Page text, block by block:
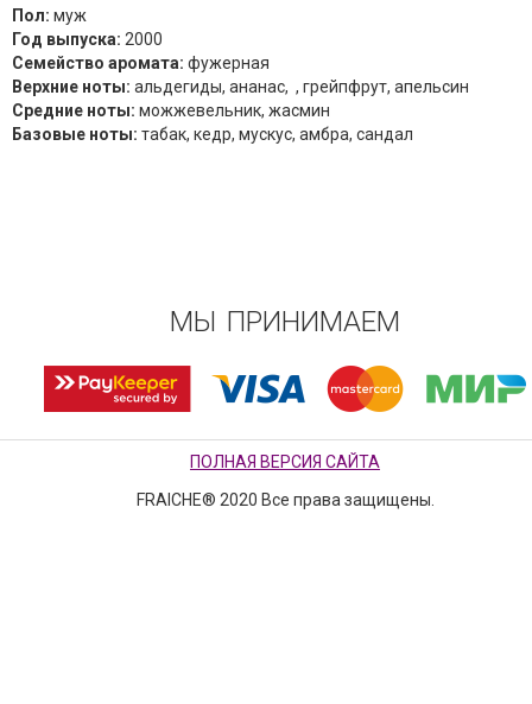
Пол: муж
Год выпуска: 2000
Семейство аромата: фужерная
Верхние ноты: альдегиды, ананас, , грейпфрут, апельсин
Средние ноты: можжевельник, жасмин
Базовые ноты: табак, кедр, мускус, амбра, сандал
МЫ ПРИНИМАЕМ
ПОЛНАЯ ВЕРСИЯ САЙТА
FRAICHE® 2020 Все права защищены.